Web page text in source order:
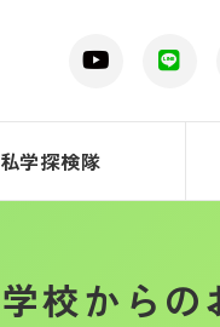
私学探検隊
学校からの